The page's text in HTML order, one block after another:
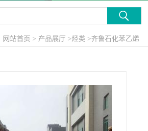
网站首页 > 产品展厅 >烃类 >齐鲁石化苯乙烯